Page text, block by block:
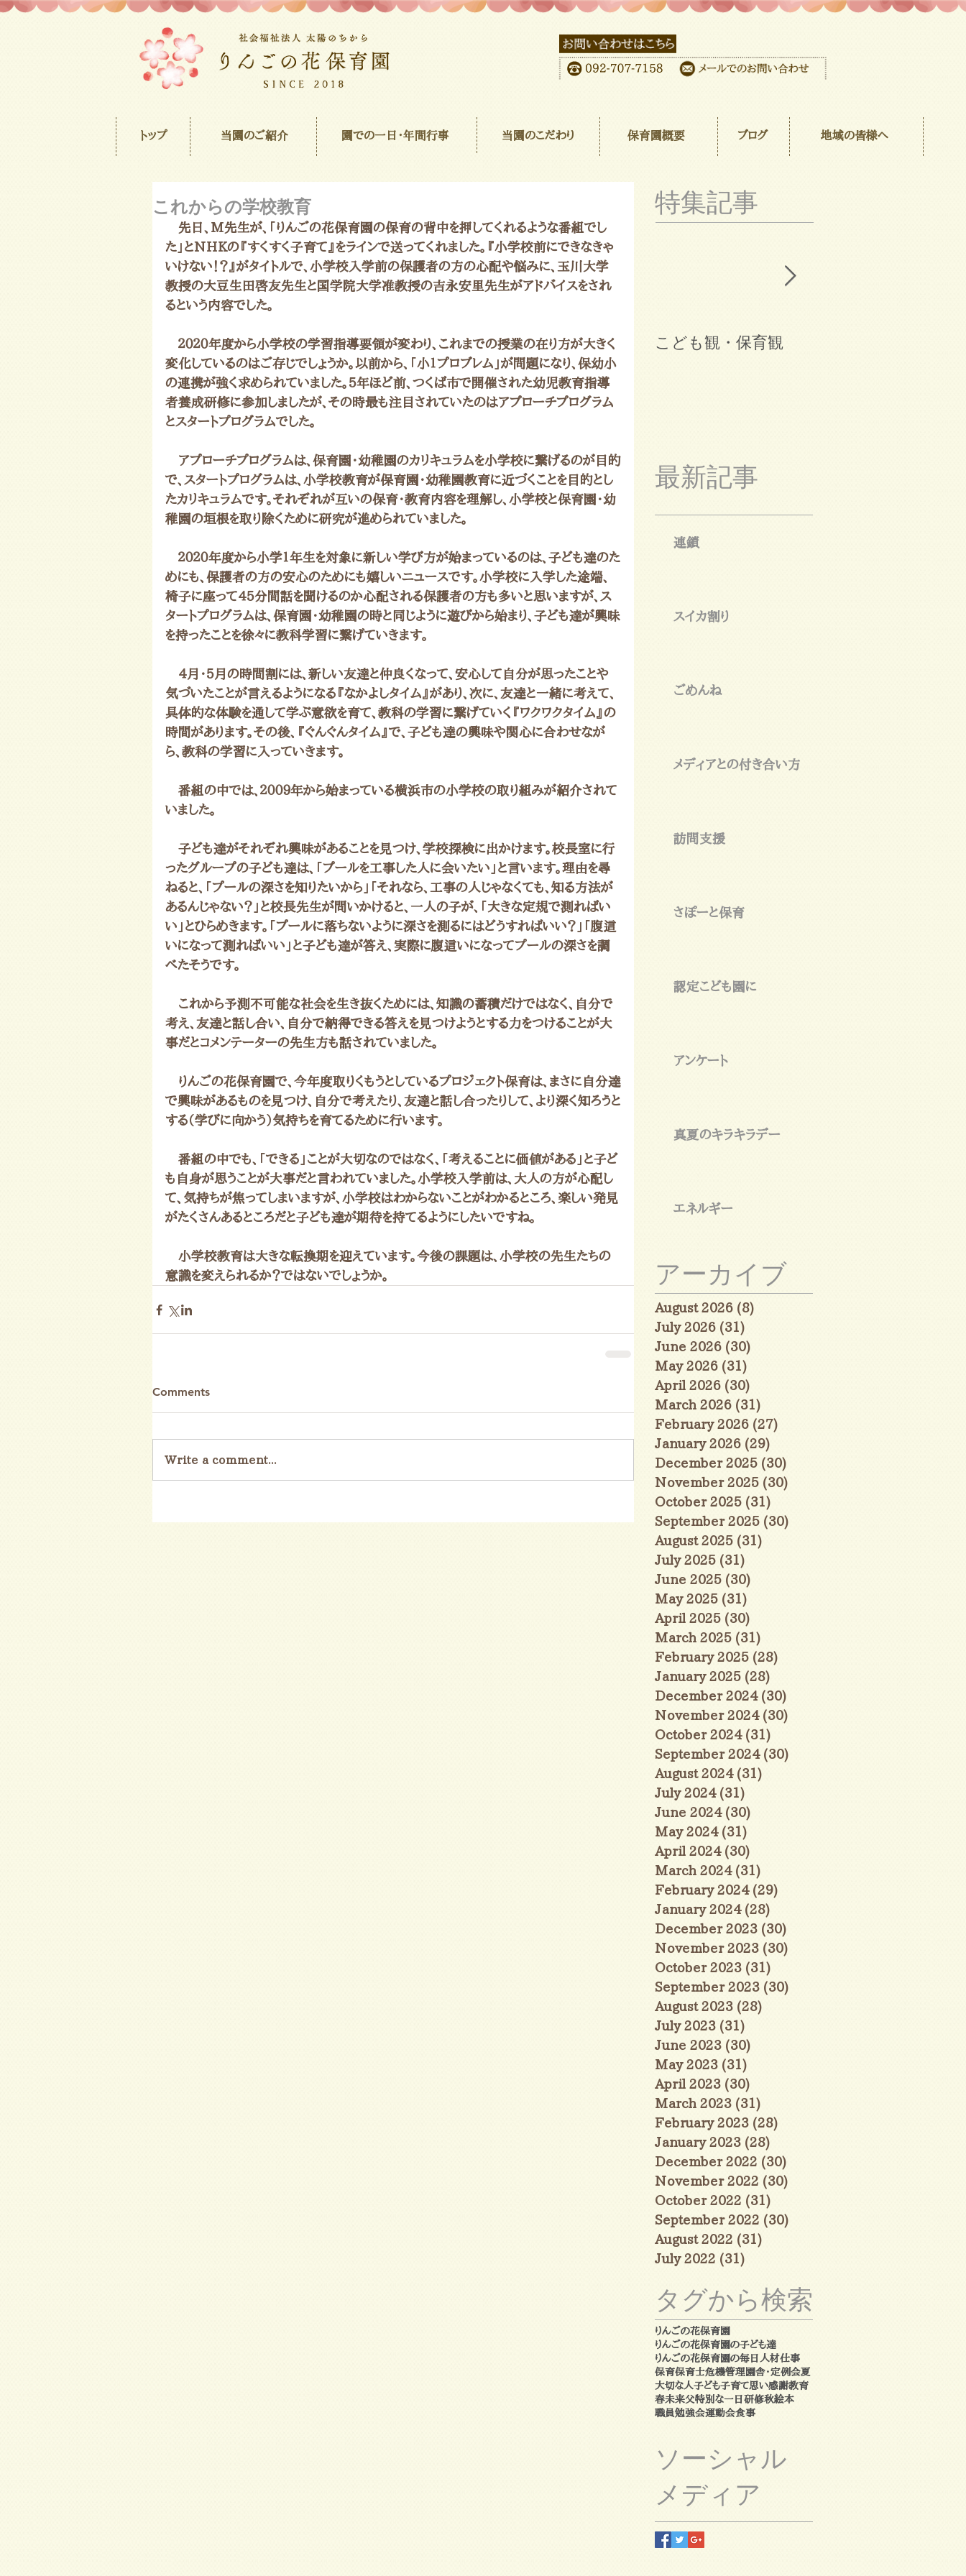
トップ 当園のご紹介 園での一日･年間行事 当園のこだわり 保育園概要 ブログ 地域の皆様へ
これからの学校教育
先日、M先生が、「りんごの花保育園の保育の背中を押してくれるような番組でし
た」とNHKの『すくすく子育て』をラインで送ってくれました。『小学校前にできなきゃ
いけない！？』がタイトルで、小学校入学前の保護者の方の心配や悩みに、玉川大学
教授の大豆生田啓友先生と国学院大学准教授の吉永安里先生がアドバイスをされ
るという内容でした。
２０２０年度から小学校の学習指導要領が変わり、これまでの授業の在り方が大きく
変化しているのはご存じでしょうか。以前から、「小１プロブレム」が問題になり、保幼小
の連携が強く求められていました。５年ほど前、つくば市で開催された幼児教育指導
者養成研修に参加しましたが、その時最も注目されていたのはアプローチプログラム
とスタートプログラムでした。
アプローチプログラムは、保育園・幼稚園のカリキュラムを小学校に繋げるのが目的
で、スタートプログラムは、小学校教育が保育園・幼稚園教育に近づくことを目的とし
たカリキュラムです。それぞれが互いの保育・教育内容を理解し、小学校と保育園・幼
稚園の垣根を取り除くために研究が進められていました。
２０２０年度から小学１年生を対象に新しい学び方が始まっているのは、子ども達のた
めにも、保護者の方の安心のためにも嬉しいニュースです。小学校に入学した途端、
椅子に座って４５分間話を聞けるのか心配される保護者の方も多いと思いますが、ス
タートプログラムは、保育園・幼稚園の時と同じように遊びから始まり、子ども達が興味
を持ったことを徐々に教科学習に繋げていきます。
４月・５月の時間割には、新しい友達と仲良くなって、安心して自分が思ったことや
気づいたことが言えるようになる『なかよしタイム』があり、次に、友達と一緒に考えて、
具体的な体験を通して学ぶ意欲を育て、教科の学習に繋げていく『ワクワクタイム』の
時間があります。その後、『ぐんぐんタイム』で、子ども達の興味や関心に合わせなが
ら、教科の学習に入っていきます。
番組の中では、２００９年から始まっている横浜市の小学校の取り組みが紹介されて
いました。
子ども達がそれぞれ興味があることを見つけ、学校探検に出かけます。校長室に行
ったグループの子ども達は、「プールを工事した人に会いたい」と言います。理由を尋
ねると、「プールの深さを知りたいから」「それなら、工事の人じゃなくても、知る方法が
あるんじゃない？」と校長先生が問いかけると、一人の子が、「大きな定規で測ればい
い」とひらめきます。「プールに落ちないように深さを測るにはどうすればいい？」「腹這
いになって測ればいい」と子ども達が答え、実際に腹這いになってプールの深さを調
べたそうです。
これから予測不可能な社会を生き抜くためには、知識の蓄積だけではなく、自分で
考え、友達と話し合い、自分で納得できる答えを見つけようとする力をつけることが大
事だとコメンテーターの先生方も話されていました。
りんごの花保育園で、今年度取りくもうとしているプロジェクト保育は、まさに自分達
で興味があるものを見つけ、自分で考えたり、友達と話し合ったりして、より深く知ろうと
する（学びに向かう）気持ちを育てるために行います。
番組の中でも、「できる」ことが大切なのではなく、「考えることに価値がある」と子ど
も自身が思うことが大事だと言われていました。小学校入学前は、大人の方が心配し
て、気持ちが焦ってしまいますが、小学校はわからないことがわかるところ、楽しい発見
がたくさんあるところだと子ども達が期待を持てるようにしたいですね。
小学校教育は大きな転換期を迎えています。今後の課題は、小学校の先生たちの
意識を変えられるか？ではないでしょうか。
Comments
Write a comment...
特集記事
こども観・保育観
最新記事
連鎖
スイカ割り
ごめんね
メディアとの付き合い方
訪問支援
さぽーと保育
認定こども園に
アンケート
真夏のキラキラデー
エネルギー
アーカイブ
August 2026 (8)
July 2026 (31)
June 2026 (30)
May 2026 (31)
April 2026 (30)
March 2026 (31)
February 2026 (27)
January 2026 (29)
December 2025 (30)
November 2025 (30)
October 2025 (31)
September 2025 (30)
August 2025 (31)
July 2025 (31)
June 2025 (30)
May 2025 (31)
April 2025 (30)
March 2025 (31)
February 2025 (28)
January 2025 (28)
December 2024 (30)
November 2024 (30)
October 2024 (31)
September 2024 (30)
August 2024 (31)
July 2024 (31)
June 2024 (30)
May 2024 (31)
April 2024 (30)
March 2024 (31)
February 2024 (29)
January 2024 (28)
December 2023 (30)
November 2023 (30)
October 2023 (31)
September 2023 (30)
August 2023 (28)
July 2023 (31)
June 2023 (30)
May 2023 (31)
April 2023 (30)
March 2023 (31)
February 2023 (28)
January 2023 (28)
December 2022 (30)
November 2022 (30)
October 2022 (31)
September 2022 (30)
August 2022 (31)
July 2022 (31)
タグから検索
りんごの花保育園
りんごの花保育園の子ども達
りんごの花保育園の毎日 人材仕事
保育保育士危機管理園舎・定例会夏
大切な人子ども子育て思い感謝教育
春未来父特別な一日研修秋絵本
職員勉強会運動会食事
ソーシャル
メディア